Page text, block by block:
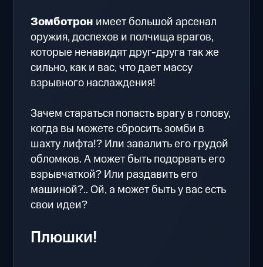
Зомботрон имеет большой арсенал
оружия, доспехов и полчища врагов,
которые ненавидят друг-друга так же
сильно, как и вас, что дает массу
взрывного наслаждения!
Зачем стараться попасть врагу в голову,
когда вы можете сбросить зомби в
шахту лифта!? Или завалить его грудой
обломков. А может быть подорвать его
взрывчаткой? Или раздавить его
машиной?.. Ой, а может быть у вас есть
свои идеи?
Плюшки!